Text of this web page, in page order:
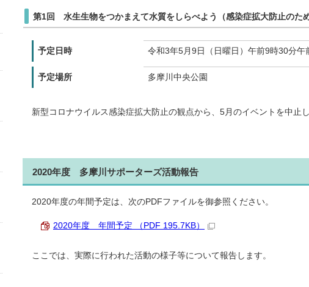
第1回 水生生物をつかまえて水質をしらべよう（感染症拡大防止のため
予定日時 令和3年5月9日（日曜日）午前9時30分午
予定場所 多摩川中央公園
新型コロナウイルス感染症拡大防止の観点から、5月のイベントを中止し
2020年度 多摩川サポーターズ活動報告
2020年度の年間予定は、次のPDFファイルを御参照ください。
2020年度 年間予定 （PDF 195.7KB）
ここでは、実際に行われた活動の様子等について報告します。